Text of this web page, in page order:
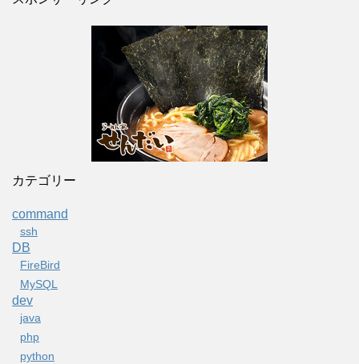
カテゴリー
command
ssh
DB
FireBird
MySQL
dev
java
php
python